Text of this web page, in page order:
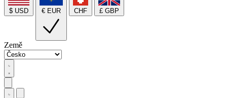
$ USD € EUR CHF £ GBP
Země